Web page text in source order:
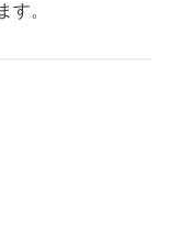
す。